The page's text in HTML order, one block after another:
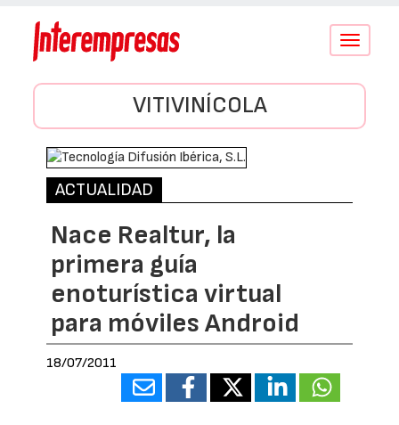
Conmutar
VITIVINÍCOLA
ACTUALIDAD
Nace Realtur, la
primera guía
enoturística virtual
para móviles Android
18/07/2011